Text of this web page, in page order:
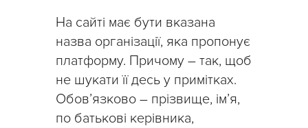
На сайті має бути вказана
назва організації, яка пропонує
платформу. Причому – так, щоб
не шукати її десь у примітках.
Обов’язково – прізвище, ім’я,
по батькові керівника,